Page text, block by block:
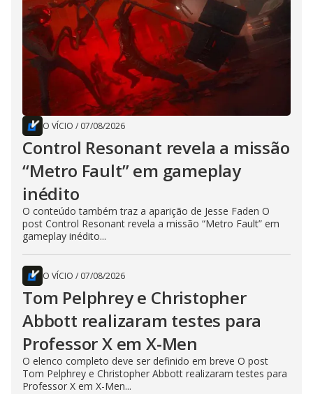
O VÍCIO / 07/08/2026
Control Resonant revela a missão
“Metro Fault” em gameplay
inédito
O conteúdo também traz a aparição de Jesse Faden O
post Control Resonant revela a missão “Metro Fault” em
gameplay inédito...
O VÍCIO / 07/08/2026
Tom Pelphrey e Christopher
Abbott realizaram testes para
Professor X em X-Men
O elenco completo deve ser definido em breve O post
Tom Pelphrey e Christopher Abbott realizaram testes para
Professor X em X-Men...